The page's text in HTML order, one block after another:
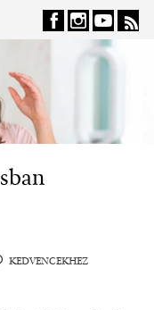
KEDVENCEKHEZ